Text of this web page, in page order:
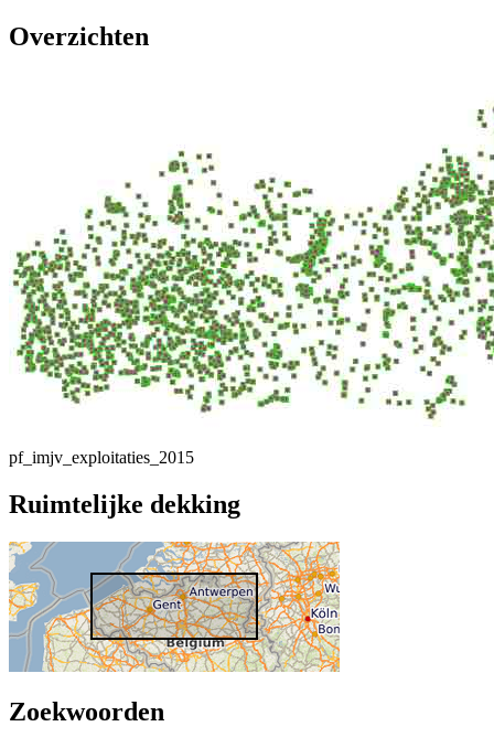
Overzichten
pf_imjv_exploitaties_2015
Ruimtelijke dekking
Zoekwoorden